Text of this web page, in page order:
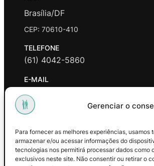
Gerenciar o
Para fornecer as melhores experiências,
armazenar e/ou acessar informações do
tecnologias nos permitirá processar dados como
exclusivos neste site. Não consentir ou retirar o
Brasília/DF
CEP: 70610-410
TELEFONE
(61) 4042-5860
E-MAIL
contato@promasters.net.br
HORÁRIO DE ATENDIMENTO
Facebook Instagram Youtube